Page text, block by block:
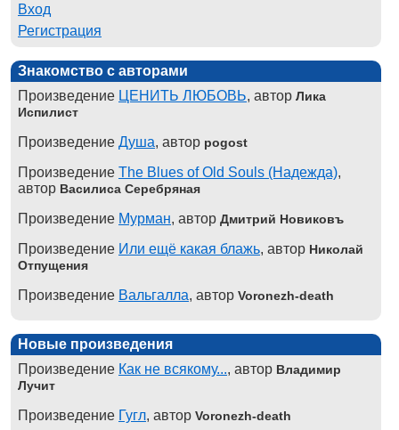
Вход
Регистрация
Знакомство с авторами
Произведение ЦЕНИТЬ ЛЮБОВЬ, автор Лика
Испилист
Произведение Душа, автор pogost
Произведение The Blues of Old Souls (Надежда),
автор Василиса Серебряная
Произведение Мурман, автор Дмитрий Новиковъ
Произведение Или ещё какая блажь, автор Николай
Отпущения
Произведение Вальгалла, автор Voronezh-death
Новые произведения
Произведение Как не всякому..., автор Владимир
Лучит
Произведение Гугл, автор Voronezh-death